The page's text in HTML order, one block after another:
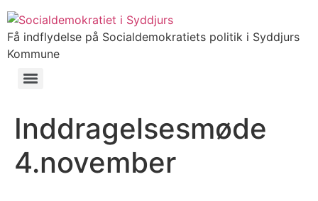
Få indflydelse på Socialdemokratiets politik i Syddjurs
Kommune
Inddragelsesmøde
4.november